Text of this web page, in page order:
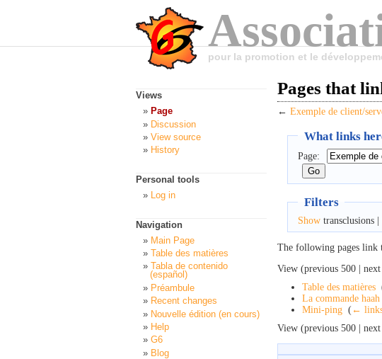
pour la promotion et le
Pages that
← Exemple de client/
What links
Page:
Filters
Showtransclusions |
The following pages link
View (previous 500 |
Table des matières
La commande
Mini-ping ( ←
View (previous 500 |
Views
Page
Discussion
View source
History
Personal tools
Log in
Navigation
Main Page
Table des matières
Tabla de contenido
(español)
Préambule
Recent changes
Nouvelle édition (en cours)
Help
G6
Blog